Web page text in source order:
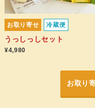
お取り寄せ 冷蔵便
うっしっしセット
¥4,980
お取り